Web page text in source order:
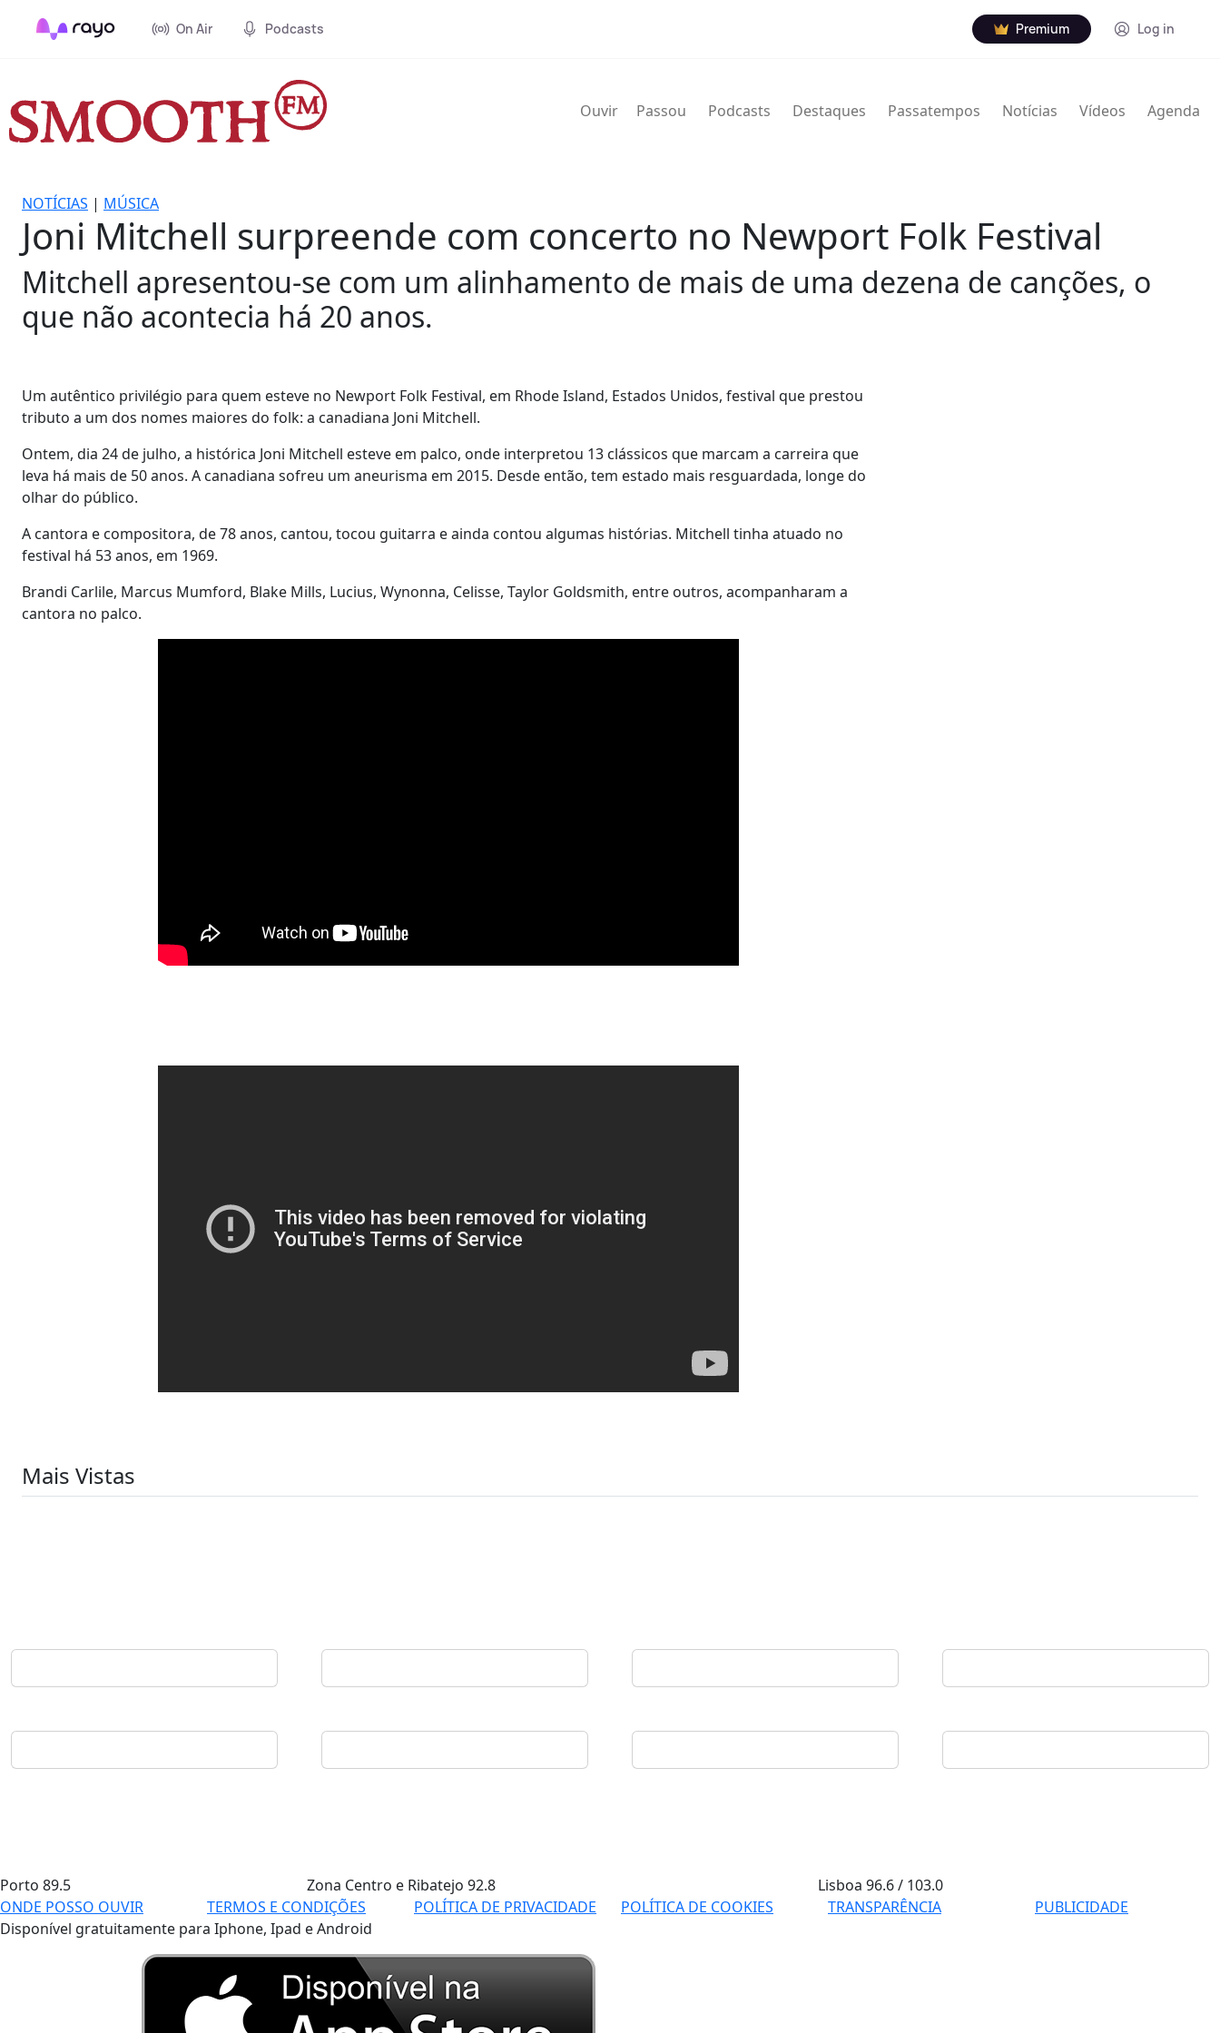
On Air Podcasts Premium Log in
Ouvir Passou Podcasts Destaques Passatempos Notícias Vídeos Agenda
NOTÍCIAS | MÚSICA
Joni Mitchell surpreende com concerto no Newport Folk Festival
Mitchell apresentou-se com um alinhamento de mais de uma dezena de canções, o
que não acontecia há 20 anos.
Um autêntico privilégio para quem esteve no Newport Folk Festival, em Rhode Island, Estados Unidos, festival que prestou
tributo a um dos nomes maiores do folk: a canadiana Joni Mitchell.
Ontem, dia 24 de julho, a histórica Joni Mitchell esteve em palco, onde interpretou 13 clássicos que marcam a carreira que
leva há mais de 50 anos. A canadiana sofreu um aneurisma em 2015. Desde então, tem estado mais resguardada, longe do
olhar do público.
A cantora e compositora, de 78 anos, cantou, tocou guitarra e ainda contou algumas histórias. Mitchell tinha atuado no
festival há 53 anos, em 1969.
Brandi Carlile, Marcus Mumford, Blake Mills, Lucius, Wynonna, Celisse, Taylor Goldsmith, entre outros, acompanharam a
cantora no palco.
Mais Vistas
Porto 89.5 Zona Centro e Ribatejo 92.8 Lisboa96.6 / 103.0
ONDE POSSO OUVIR
TERMOS E CONDIÇÕES POLÍTICA DE PRIVACIDADE POLÍTICA DE COOKIES TRANSPARÊNCIA
PUBLICIDADE
Disponível gratuitamente para Iphone, Ipad e Android